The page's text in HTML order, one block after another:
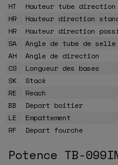
HT
Hauteur tube direction
HR
Hauteur direction
HR
Hauteur direction
SA
Angle de tube de selle
AH
Angle de direction
CS
Longueur des bases
SK
Stack
RE
Reach
BB
Déport boitier
LE
Empattement
RF
Déport fourche
Potence TB-